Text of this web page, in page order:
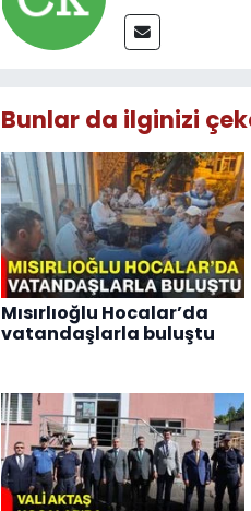
Bunlar da ilginizi
Mısırlıoğlu Hocalar’da
vatandaşlarla buluştu